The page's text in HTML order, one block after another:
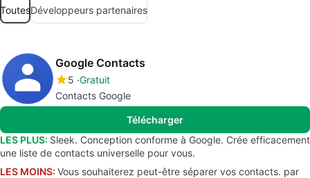
ToutesDéveloppeurs partenaires
Google Contacts
5 Gratuit
Contacts Google
Télécharger
LES PLUS: Sleek. Conception conforme à Google. Crée efficacement
une liste de contacts universelle pour vous.
LES MOINS: Vous souhaiterez peut-être séparer vos contacts. par